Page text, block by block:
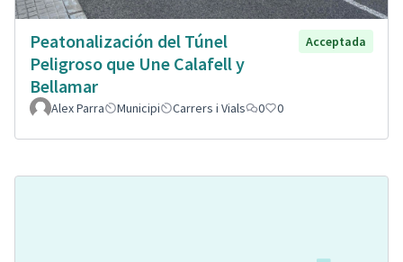
Peatonalización del Túnel
Peligroso que Une Calafell y
Bellamar
Acceptada
Alex Parra Municipi Carrers i Vials 0 0